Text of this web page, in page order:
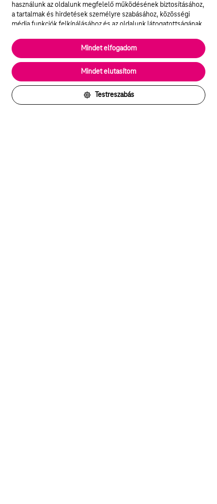
használunk az oldalunk megfelelő működésének biztosításához,
a tartalmak és hirdetések személyre szabásához, közösségi
média funkciók felkínálásához és az oldalunk látogatottságának
elengedhetetlenek a weboldal működéséhez és nem lehet
kikapcsolni őket a weboldal látogatása során rendszerünkből. A
statisztikai, vagy marketing célú sütik segítségével bizonyos
esetekben az oldalhasználattal kapcsolatos információkat is
megosztjuk hirdetési és elemzési szolgáltatásokat nyújtó
partnereinkkel.
Részletes sütitájékoztató/Partnerek
Testreszabás
Mindet elutasítom
Mindet elfogadom